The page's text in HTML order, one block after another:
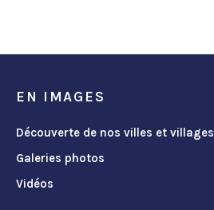
EN IMAGES
Découverte de nos villes et villages
Galeries photos
Vidéos